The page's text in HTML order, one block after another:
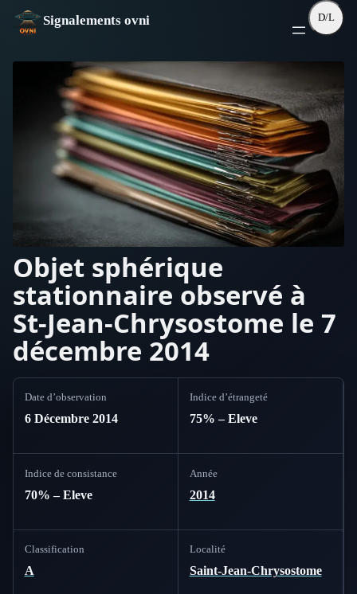
Aller
Signalements ovni D/L
Objet sphérique
stationnaire observé à
St-Jean-Chrysostome le 7
décembre 2014
Date d’observation
6 Décembre 2014
Indice d’étrangeté
75% – Eleve
Indice de consistance
70% – Eleve
Année
2014
Classification
A
Localité
Saint-Jean-Chrysostome